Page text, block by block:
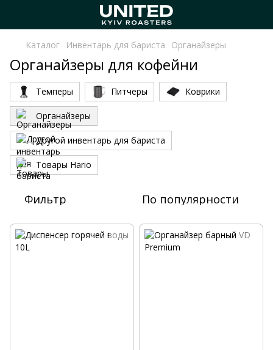
Каталог Инвентарь для бариста Органайзеры
Органайзеры для кофейни
Темперы Питчеры Коврики
Органайзеры
Другой инвентарь для бариста
Товары Hario
Фильтр По популярности